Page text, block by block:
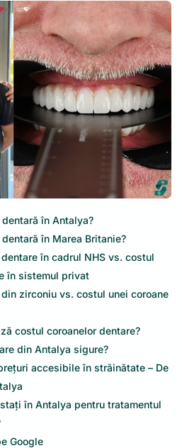
în Antalya?
în Marea Britanie?
în cadrul NHS vs. costul
în sistemul privat
zirconiu vs. costul unei coroane
costul coroanelor dentare?
din Antalya sigure?
accesibile în străinătate – De
în Antalya pentru tratamentul
Google